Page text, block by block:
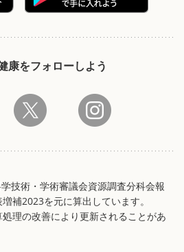
康をフォローしよう
技術・学術審議会資源調査分科会報
補2023を元に算出しています。
理の改善により更新されることがあ